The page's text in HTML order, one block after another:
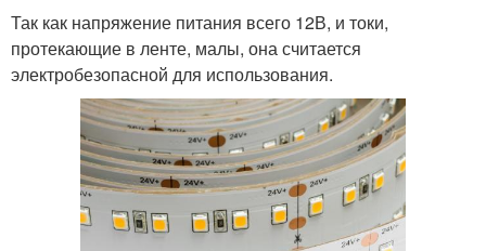
Так как напряжение питания всего 12В, и токи,
протекающие в ленте, малы, она считается
электробезопасной для использования.